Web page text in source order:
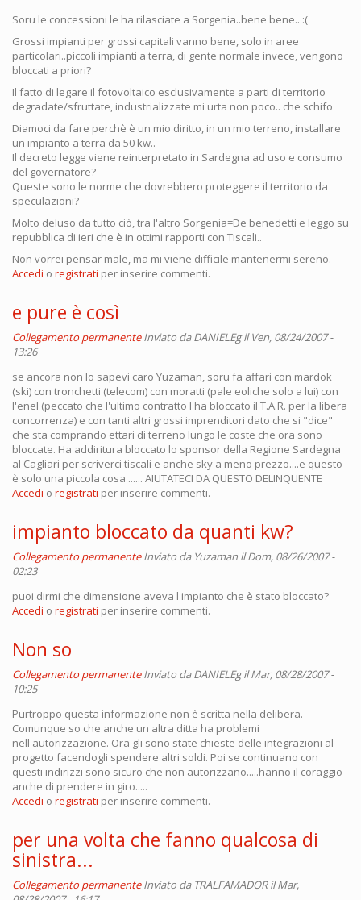
Soru le concessioni le ha rilasciate a Sorgenia..bene bene.. :(
Grossi impianti per grossi capitali vanno bene, solo in aree
particolari..piccoli impianti a terra, di gente normale invece, vengono
bloccati a priori?
Il fatto di legare il fotovoltaico esclusivamente a parti di territorio
degradate/sfruttate, industrializzate mi urta non poco.. che schifo
Diamoci da fare perchè è un mio diritto, in un mio terreno, installare
un impianto a terra da 50 kw..
Il decreto legge viene reinterpretato in Sardegna ad uso e consumo
del governatore?
Queste sono le norme che dovrebbero proteggere il territorio da
speculazioni?
Molto deluso da tutto ciò, tra l'altro Sorgenia=De benedetti e leggo su
repubblica di ieri che è in ottimi rapporti con Tiscali..
Non vorrei pensar male, ma mi viene difficile mantenermi sereno.
Accedi o registrati per inserire commenti.
e pure è così
Collegamento permanente Inviato daDANIELEgil Ven, 08/24/2007 -
13:26
se ancora non lo sapevi caro Yuzaman, soru fa affari con mardok
(ski) con tronchetti (telecom) con moratti (pale eoliche solo a lui) con
l'enel (peccato che l'ultimo contratto l'ha bloccato il T.A.R. per la libera
concorrenza) e con tanti altri grossi imprenditori dato che si "dice"
che sta comprando ettari di terreno lungo le coste che ora sono
bloccate. Ha addiritura bloccato lo sponsor della Regione Sardegna
al Cagliari per scriverci tiscali e anche sky a meno prezzo....e questo
è solo una piccola cosa ...... AIUTATECI DA QUESTO DELINQUENTE
Accedi o registrati per inserire commenti.
impianto bloccato da quanti kw?
Collegamento permanente Inviato da Yuzaman il Dom, 08/26/2007 -
02:23
puoi dirmi che dimensione aveva l'impianto che è stato bloccato?
Accedi o registrati per inserire commenti.
Non so
Collegamento permanente Inviato daDANIELEgil Mar, 08/28/2007 -
10:25
Purtroppo questa informazione non è scritta nella delibera.
Comunque so che anche un altra ditta ha problemi
nell'autorizzazione. Ora gli sono state chieste delle integrazioni al
progetto facendogli spendere altri soldi. Poi se continuano con
questi indirizzi sono sicuro che non autorizzano.....hanno il coraggio
anche di prendere in giro.....
Accedi o registrati per inserire commenti.
per una volta che fanno qualcosa di
sinistra...
Collegamento permanente Inviato da TRALFAMADORil Mar,